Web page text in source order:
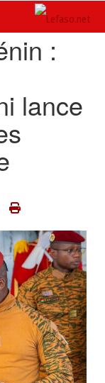
:
lance